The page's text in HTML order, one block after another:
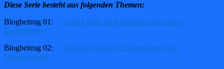
Diese Serie besteht aus folgenden Themen:
Blogbeitrag 01:
Genug Platz im behindertengerechten
Badezimmer
Blogbeitrag 02: Was baut man ein? Badewanne oder
Duschwanne?